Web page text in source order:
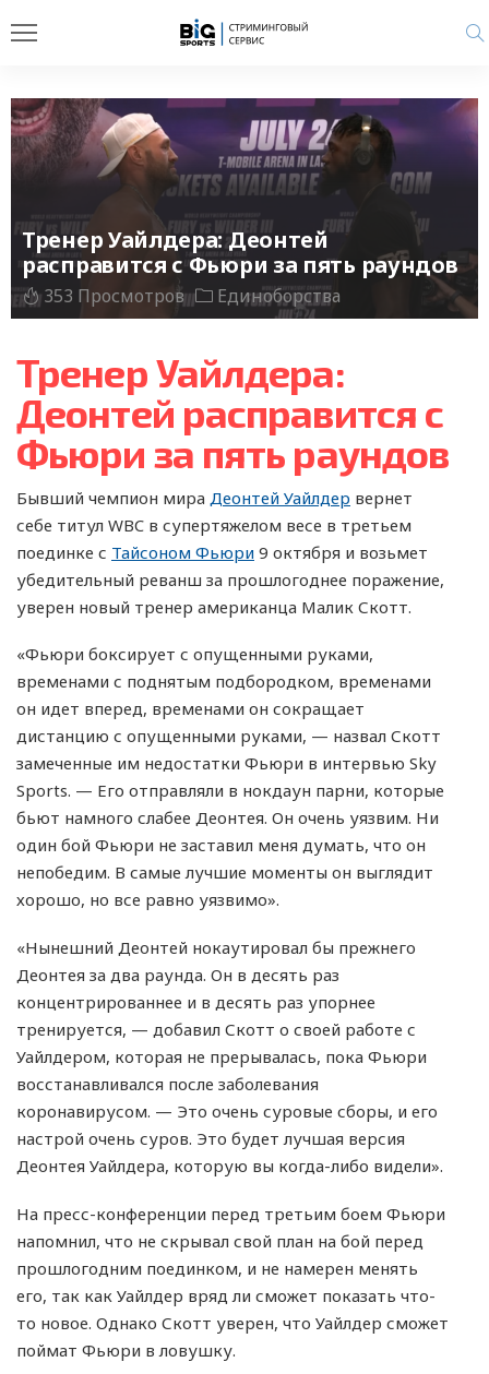
Тренер Уайлдера: Деонтей
расправится с Фьюри за пять раундов
353 Просмотров Единоборства
Тренер Уайлдера:
Деонтей расправится с
Фьюри за пять раундов
Бывший чемпион мира Деонтей Уайлдер вернет
себе титул WBC в супертяжелом весе в третьем
поединке с Тайсоном Фьюри 9 октября и возьмет
убедительный реванш за прошлогоднее поражение,
уверен новый тренер американца Малик Скотт.
«Фьюри боксирует с опущенными руками,
временами с поднятым подбородком, временами
он идет вперед, временами он сокращает
дистанцию с опущенными руками, — назвал Скотт
замеченные им недостатки Фьюри в интервью Sky
Sports. — Его отправляли в нокдаун парни, которые
бьют намного слабее Деонтея. Он очень уязвим. Ни
один бой Фьюри не заставил меня думать, что он
непобедим. В самые лучшие моменты он выглядит
хорошо, но все равно уязвимо».
«Нынешний Деонтей нокаутировал бы прежнего
Деонтея за два раунда. Он в десять раз
концентрированнее и в десять раз упорнее
тренируется, — добавил Скотт о своей работе с
Уайлдером, которая не прерывалась, пока Фьюри
восстанавливался после заболевания
коронавирусом. — Это очень суровые сборы, и его
настрой очень суров. Это будет лучшая версия
Деонтея Уайлдера, которую вы когда-либо видели».
На пресс-конференции перед третьим боем Фьюри
напомнил, что не скрывал свой план на бой перед
прошлогодним поединком, и не намерен менять
его, так как Уайлдер вряд ли сможет показать что-
то новое. Однако Скотт уверен, что Уайлдер сможет
поймат Фьюри в ловушку.